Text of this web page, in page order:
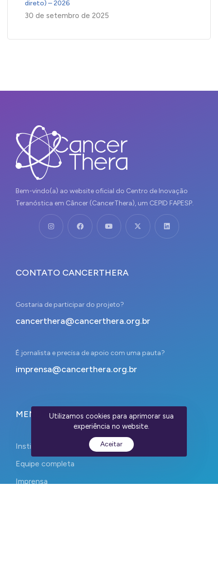
direto) – 2026
30 de setembro de 2025
Bem-vindo(a) ao website oficial do Centro de Inovação
Teranóstica em Câncer (CancerThera), um CEPID FAPESP.
CONTATO CANCERTHERA
Gostaria de participar do projeto?
cancerthera@cancerthera.org.br
É jornalista e precisa de apoio com uma pauta?
imprensa@cancerthera.org.br
MENU
Institucional
Equipe completa
Imprensa
Utilizamos cookies para aprimorar sua
experiência no website.
Aceitar